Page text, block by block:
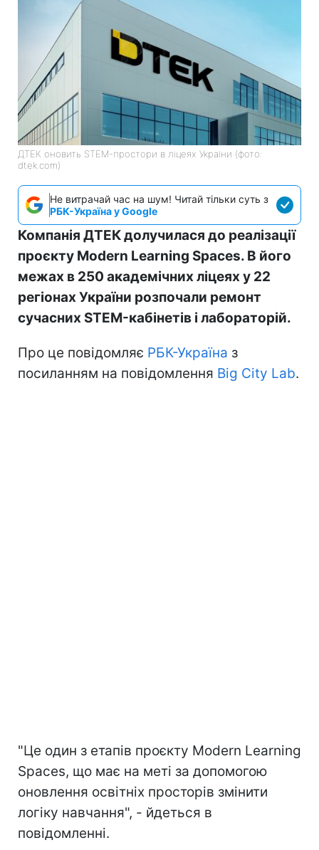
ДТЕК оновить STEM-простори в ліцеях України (фото:
dtek.com)
Не витрачай час на шум! Читай тільки суть з
РБК-Україна у Google
Компанія ДТЕК долучилася до реалізації
проєкту Modern Learning Spaces. В його
межах в 250 академічних ліцеях у 22
регіонах України розпочали ремонт
сучасних STEM-кабінетів і лабораторій.
Про це повідомляє РБК-Україна з
посиланням на повідомлення Big City Lab.
"Це один з етапів проєкту Modern Learning
Spaces, що має на меті за допомогою
оновлення освітніх просторів змінити
логіку навчання", - йдеться в
повідомленні.